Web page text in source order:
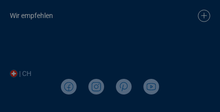
Wir empfehlen
| CH